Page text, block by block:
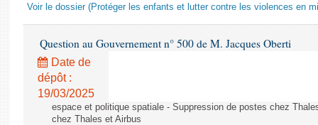
Voir le dossier (Protéger les enfants et lutter contre les violences en
Question au Gouvernement n° 500 de M. Jacques Oberti
Date de
dépôt :
19/03/2025
espace et politique spatiale - Suppression de postes chez
chez Thales et Airbus